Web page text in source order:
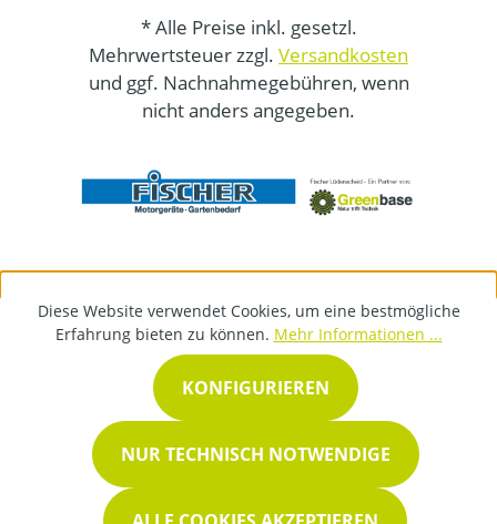
* Alle Preise inkl. gesetzl.
Mehrwertsteuer zzgl. Versandkosten
und ggf. Nachnahmegebühren, wenn
nicht anders angegeben.
Diese Website verwendet Cookies, um eine bestmögliche
Erfahrung bieten zu können. Mehr Informationen ...
NUR TECHNISCH NOTWENDIGE
KONFIGURIEREN